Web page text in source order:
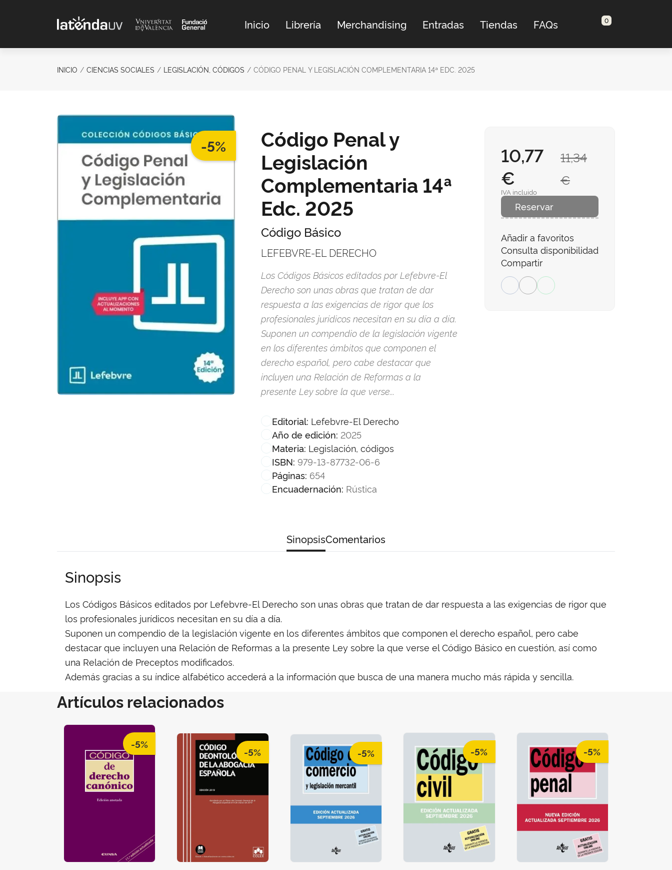
Inicio Librería Merchandising Entradas Tiendas FAQs 0
INICIO CIENCIAS SOCIALES LEGISLACIÓN, CÓDIGOS CÓDIGO PENAL Y LEGISLACIÓN COMPLEMENTARIA 14ª EDC. 2025
-5%
Código Penal y
Legislación
Complementaria 14ª
Edc. 2025
Código Básico
LEFEBVRE-EL DERECHO
Los Códigos Básicos editados por Lefebvre-El
Derecho son unas obras que tratan de dar
respuesta a las exigencias de rigor que los
profesionales jurídicos necesitan en su día a día.
Suponen un compendio de la legislación vigente
en los diferentes ámbitos que componen el
derecho español, pero cabe destacar que
incluyen una Relación de Reformas a la
presente Ley sobre la que verse...
Editorial: Lefebvre-El Derecho
Año de edición: 2025
Materia: Legislación, códigos
ISBN: 979-13-87732-06-6
Páginas: 654
Encuadernación: Rústica
11,34
€
10,77
€
IVA incluido
Reservar
Añadir a favoritos
Consulta disponibilidad
Compartir
SinopsisComentarios
Sinopsis
Los Códigos Básicos editados por Lefebvre-El Derecho son unas obras que tratan de dar respuesta a las exigencias de rigor que
los profesionales jurídicos necesitan en su día a día.
Suponen un compendio de la legislación vigente en los diferentes ámbitos que componen el derecho español, pero cabe
destacar que incluyen una Relación de Reformas a la presente Ley sobre la que verse el Código Básico en cuestión, así como
una Relación de Preceptos modificados.
Además gracias a su índice alfabético accederá a la información que busca de una manera mucho más rápida y sencilla.
Artículos relacionados
-5%
-5% -5% -5% -5%